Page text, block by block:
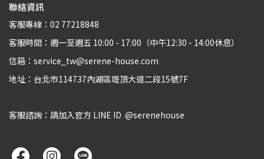
聯絡資訊
客服專線：02 77218848
客服時間：週一至週五 10:00 - 17:00（中午12:30 - 14:00休息）
信箱：service_tw@serene-house.com
地址：台北市114737內湖區堤頂大道二段15號7F
客服諮詢：請加入官方 LINE ID  @serenehouse